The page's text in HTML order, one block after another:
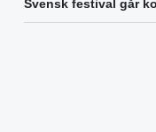
Svensk festival går